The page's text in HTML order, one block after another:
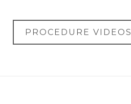
PROCEDURE VIDEOS